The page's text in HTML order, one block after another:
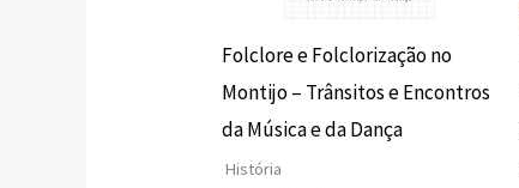
Folclore e Folclorização no
Montijo – Trânsitos e Encontros
da Música e da Dança
História